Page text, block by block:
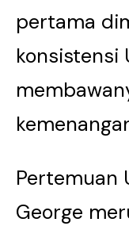
pertama
konsistensi
Pertemuan
George